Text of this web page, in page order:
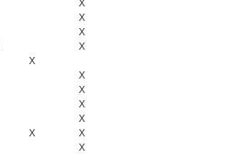
X
X
X
X
X
X
X
X
X
X
X
X